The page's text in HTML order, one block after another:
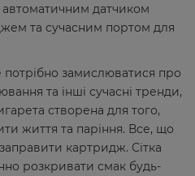
датчиком
та сучасним портом для
замислюватися про
та інші сучасні тренди,
створена для того,
життя та паріння. Все, що
картридж. Сітка
розкривати смак будь-